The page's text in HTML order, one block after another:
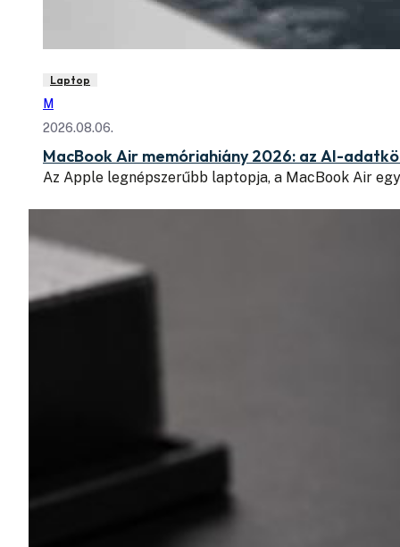
Laptop
M
2026.08.06.
MacBook Air memóriahiány 2026: az AI-
Az Apple legnépszerűbb laptopja, a MacBook Air